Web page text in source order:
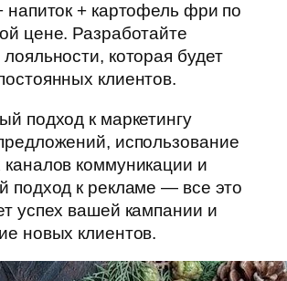
напиток + картофель фри по
цене. Разработайте
которая будет
клиентов.
подход к маркетингу
использование
коммуникации и
подход к рекламе — все это
успех вашей кампании и
новых клиентов.